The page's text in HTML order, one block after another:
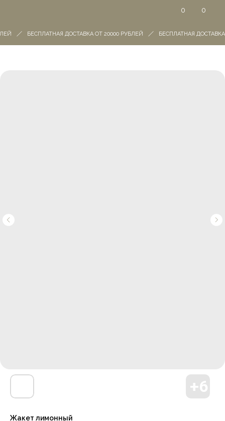
0
0
БЕСПЛАТНАЯ ДОСТАВКА ОТ 20000 РУБЛЕЙ БЕСПЛАТНАЯ ДОСТАВКА
Жакет лимонный